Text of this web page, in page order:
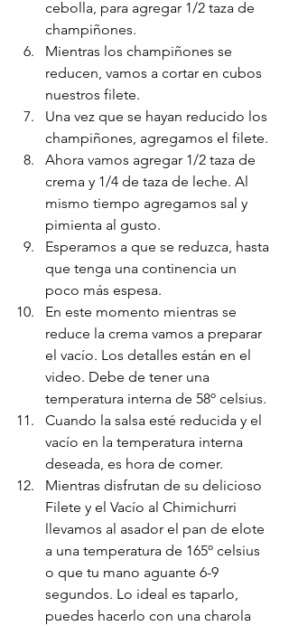
cebolla, para agregar 1/2 taza de
champiñones.
Mientras los champiñones se
reducen, vamos a cortar en cubos
nuestros filete.
Una vez que se hayan reducido los
champiñones, agregamos el filete.
Ahora vamos agregar 1/2 taza de
crema y 1/4 de taza de leche. Al
mismo tiempo agregamos sal y
pimienta al gusto.
Esperamos a que se reduzca, hasta
que tenga una continencia un
poco más espesa.
En este momento mientras se
reduce la crema vamos a preparar
el vacío. Los detalles están en el
video. Debe de tener una
temperatura interna de 58º celsius.
Cuando la salsa esté reducida y el
vacío en la temperatura interna
deseada, es hora de comer.
Mientras disfrutan de su delicioso
Filete y el Vacío al Chimichurri
llevamos al asador el pan de elote
a una temperatura de 165º celsius
o que tu mano aguante 6-9
segundos. Lo ideal es taparlo,
puedes hacerlo con una charola